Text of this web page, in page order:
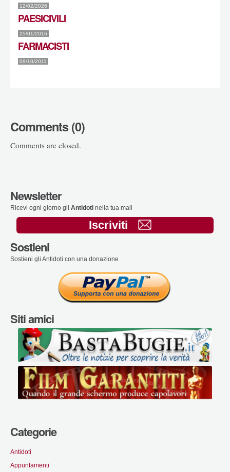
12/02/2026
PAESICIVILI
25/01/2016
FARMACISTI
09/10/2011
Comments (0)
Comments are closed.
Newsletter
Ricevi ogni giorno gli Antidoti nella tua mail
Iscriviti
Sostieni
Sostieni gli Antidoti con una donazione
Siti amici
Categorie
Antidoti
Appuntamenti